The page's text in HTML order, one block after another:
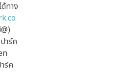
ทาง
าร์ค
ร์ค